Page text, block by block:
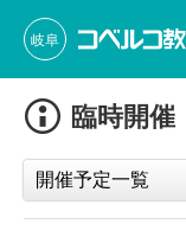
岐阜
臨時開催